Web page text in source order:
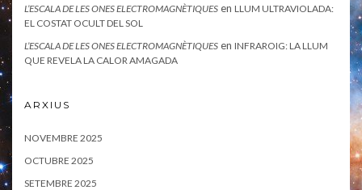
L’ESCALA DE LES ONES ELECTROMAGNÈTIQUES en LLUM ULTRAVIOLADA:
EL COSTAT OCULT DEL SOL
L’ESCALA DE LES ONES ELECTROMAGNÈTIQUES en INFRAROIG: LA LLUM
QUE REVELA LA CALOR AMAGADA
ARXIUS
NOVEMBRE 2025
OCTUBRE 2025
SETEMBRE 2025